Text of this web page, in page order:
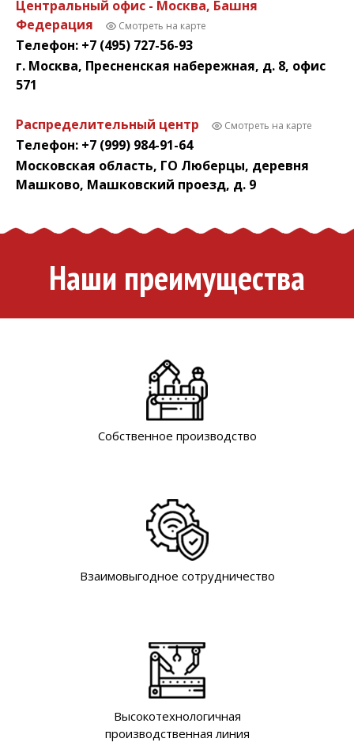
Центральный офис - Москва, Башня
Федерация
Смотреть на карте
Телефон: +7 (495) 727-56-93
г. Москва, Пресненская набережная, д. 8, офис
571
Распределительный центр Смотреть на карте
Телефон: +7 (999) 984-91-64
Московская область, ГО Люберцы, деревня
Машково, Машковский проезд, д. 9
Наши преимущества
Собственное производство
Взаимовыгодное сотрудничество
Высокотехнологичная
производственная линия